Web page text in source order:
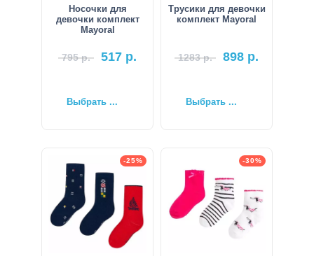
Носочки для
девочки комплект
Mayoral
795р. 517 р.
Выбрать ...
Трусики для девочки
комплект Mayoral
1283р. 898 р.
Выбрать ...
-25% -30%